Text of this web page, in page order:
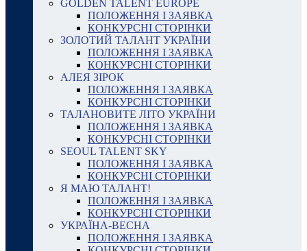
GOLDEN TALENT EUROPE
ПОЛОЖЕННЯ І ЗАЯВКА
КОНКУРСНІ СТОРІНКИ
ЗОЛОТИЙ ТАЛАНТ УКРАЇНИ
ПОЛОЖЕННЯ І ЗАЯВКА
КОНКУРСНІ СТОРІНКИ
АЛЕЯ ЗІРОК
ПОЛОЖЕННЯ І ЗАЯВКА
КОНКУРСНІ СТОРІНКИ
ТАЛАНОВИТЕ ЛІТО УКРАЇНИ
ПОЛОЖЕННЯ І ЗАЯВКА
КОНКУРСНІ СТОРІНКИ
SEOUL TALENT SKY
ПОЛОЖЕННЯ І ЗАЯВКА
КОНКУРСНІ СТОРІНКИ
Я МАЮ ТАЛАНТ!
ПОЛОЖЕННЯ І ЗАЯВКА
КОНКУРСНІ СТОРІНКИ
УКРАЇНА-ВЕСНА
ПОЛОЖЕННЯ І ЗАЯВКА